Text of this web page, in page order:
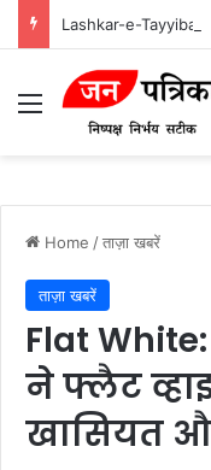
Menu
Home /ताज़ा खबरें
ताज़ा खबरें
Flat
ने फ्लैट
खासियत